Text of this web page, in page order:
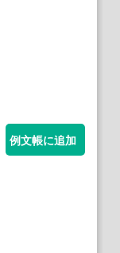
例文帳に追加